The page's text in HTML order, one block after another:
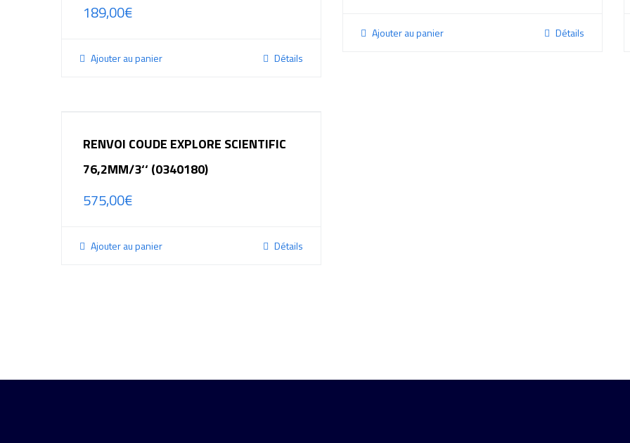
189,00€
Ajouter au panier Détails
Ajouter au panier Détails
RENVOI COUDE EXPLORE SCIENTIFIC
76,2MM/3‘‘ (0340180)
575,00€
Ajouter au panier Détails